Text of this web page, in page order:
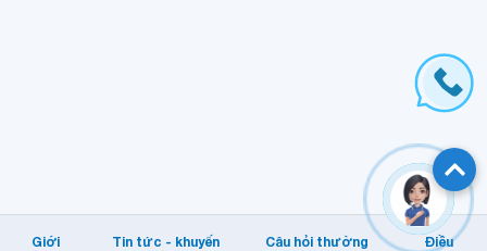
Giới
Tin tức - khuyến
Câu hỏi thường
Điều